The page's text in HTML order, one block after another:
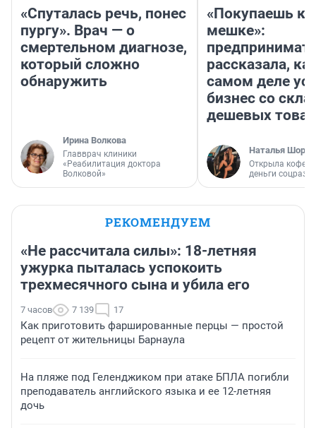
«Спуталась речь, понес
пургу». Врач — о
смертельном диагнозе,
который сложно
обнаружить
Ирина Волкова
Главврач клиники
«Реабилитация доктора
Волковой»
«Покупаешь
мешке»:
рассказала,
самом деле
бизнес со
дешевых
Наталья
Открыла
деньги
РЕКОМЕНДУЕМ
«Не рассчитала силы»: 18-летняя
ужурка пыталась успокоить
трехмесячного сына и убила его
7 часов 7 139 17
Как приготовить фаршированные перцы — простой
рецепт от жительницы Барнаула
На пляже под Геленджиком при атаке БПЛА погибли
преподаватель английского языка и ее 12-летняя
дочь